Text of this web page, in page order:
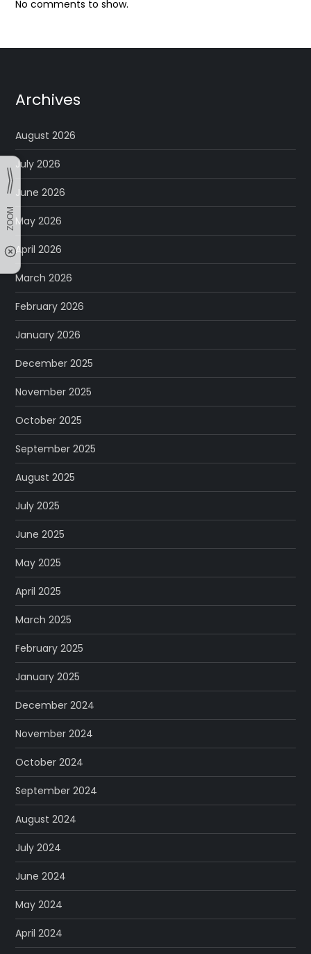
No comments to show.
Archives
August 2026
July 2026
June 2026
May 2026
April 2026
March 2026
February 2026
January 2026
December 2025
November 2025
October 2025
September 2025
August 2025
July 2025
June 2025
May 2025
April 2025
March 2025
February 2025
January 2025
December 2024
November 2024
October 2024
September 2024
August 2024
July 2024
June 2024
May 2024
April 2024